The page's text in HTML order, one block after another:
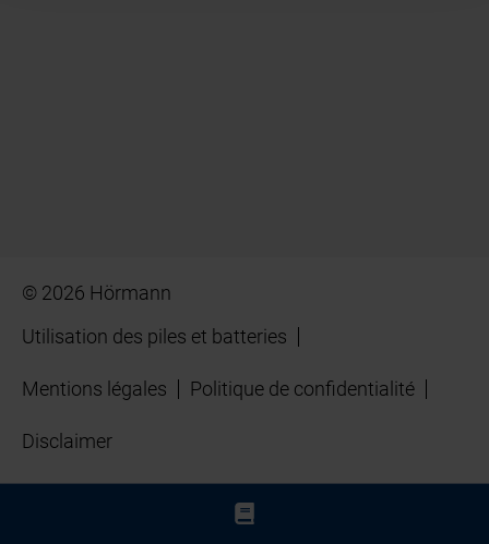
© 2026 Hörmann
Utilisation des piles et batteries
Mentions légales Politique de confidentialité
Disclaimer